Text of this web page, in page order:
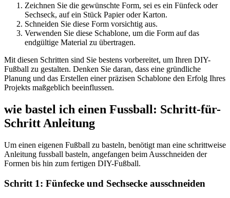
Zeichnen Sie die gewünschte Form, sei es ein Fünfeck oder
Sechseck, auf ein Stück Papier oder Karton.
Schneiden Sie diese Form vorsichtig aus.
Verwenden Sie diese Schablone, um die Form auf das
endgültige Material zu übertragen.
Mit diesen Schritten sind Sie bestens vorbereitet, um Ihren DIY-
Fußball zu gestalten. Denken Sie daran, dass eine gründliche
Planung und das Erstellen einer präzisen Schablone den Erfolg Ihres
Projekts maßgeblich beeinflussen.
wie bastel ich einen Fussball: Schritt-für-
Schritt Anleitung
Um einen eigenen Fußball zu basteln, benötigt man eine schrittweise
Anleitung fussball basteln, angefangen beim Ausschneiden der
Formen bis hin zum fertigen DIY-Fußball.
Schritt 1: Fünfecke und Sechsecke ausschneiden